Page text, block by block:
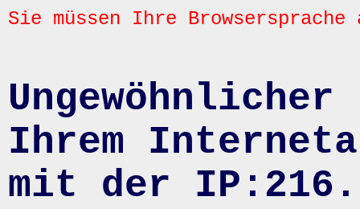
Sie müssen Ihre
Ihrem
mit der